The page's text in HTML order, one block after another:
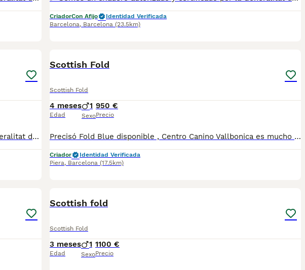
CriadorCon Afijo
Identidad Verificada
Barcelona, Barcelona (23.5km)
✅ Somos un criadero autorizado y certificado por la Generalitat de Catalunya bajo el número de Núcleo Zoológico G25/00314. PARA MÁS INFORMACIÓN: ☎️ 933095977 📱 685878504 / 674320847 🐶 Programa una visita para conocerlos 💻 Más fotos y vídeos en nuestra web www.aquanatura.es 🚙 Hacemos envíos 📌 Calle Roger de Flor 45, muy cerca del Arc de Triomf de Barcelona, de Lunes a Sábados. Se entregan con sus vacunas, desparasitados interna y externamente, con microchip y su registro, cartilla sanitaria y contrato de garantías, documentación legal y factura. AQUANATURA
Scottish Fold
Scottish Fold
4 meses
Edad
1
Sexo
950 €
Precio
Precisó Fold Blue disponible , Centro Canino Vallbonica es mucho más que un centro de cría , es una familia comprometida con el bienestar animal y la cria responsable, por ello todos nuestros bebés nacen y se crían en nuestras instalaciones , asegurando así un correcto desarrollo y una magnífica socialización, consiguiendo en cada ejemplar un carácter juguetón y extrovertido algo primordial para su adaptación como un miembro más en tu familia . Se entregan con el carnet de vacunas con el plan correspondiente a su edad , desparasitados y microchip implantado y activado en registro de Anicom. Facilitamos junto al cachorro contrato de compra con garantías víricas de 15 días y congénitas de 1 año . Contamos con un gran equipo de profesionales entre los que se encuentran educadores, auxiliares y Veterinarios ofreciendo los controles sanitarios necesarios así como continua vigilancia asegurando su bienestar . Hacemos envíos a toda España con empresa de transporte privado, proporcionando un viaje confortable y ofreciendo las atenciones necesarias a nuestros bebés . Si estás interesado en alguno de nuestros ejemplares solicita información sin compromiso al 722269698 . También atendemos vía WhatsApp . PRECIO REAL ( incluye el IVA) . Núcleo zoológico B2501315
Criador
Identidad Verificada
Piera, Barcelona (17.5km)
Scottish fold
Scottish Fold
3 meses
Edad
1
Sexo
1100 €
Precio